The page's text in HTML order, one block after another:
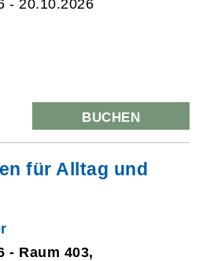
- 20.10.2026
BUCHEN
für Alltag und
- Raum 403,